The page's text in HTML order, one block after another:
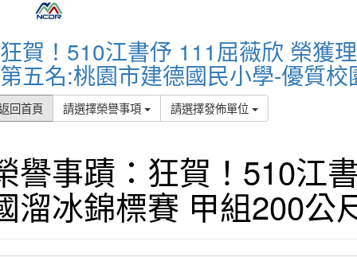
狂賀！510江書伃 111屈薇欣 榮獲
第五名:桃園市建德國民小學-優質校
回首頁 請選擇榮譽事項 請選擇發佈單位
譽事蹟：狂賀！510江
溜冰錦標賽 甲組200公